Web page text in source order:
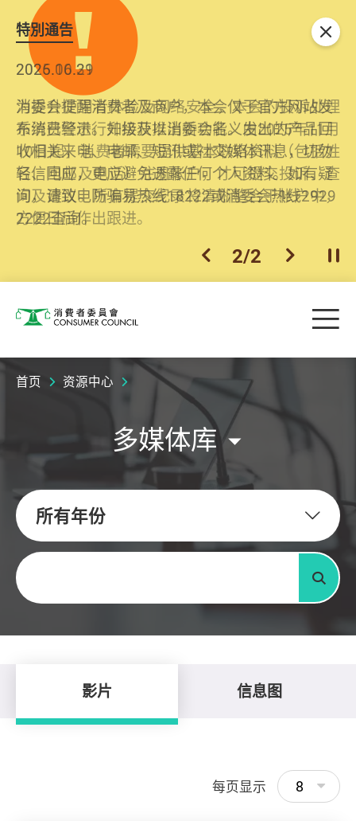
特別通告
2026.06.29
消委会提醒消费者及商户，本会仅于官方网站发
布消费警示。如接获以消委会名义发出的产品回
收相关来电、电邮、短讯或社交媒体讯息，切勿
轻信回应，更应避免透露任何个人资料。如有疑
问，请致电防骗易热线18222或消委会热线2929
2222查询。
2025.10.31
为提升使用者体验及网络安全，本会的投诉处理
系统已经进行升级及推出新功能。由2025年11月
10日起，消费者需要提供基本联络资料（包括姓
名、电邮及电话）注册帐户，才可提交投诉、查
询及建议。所有提交纪录将清晰整合于帐户中，
方便日后作出跟进。
上一个
2/2 下一个开
关闭
消费者委员会 目
首页 资源中心
多媒体库
所有年份
关键字
搜寻
影片 信息图
每页显示 8